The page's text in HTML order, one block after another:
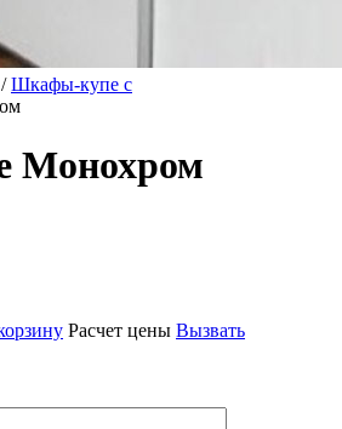
/Шкафы-купе с
Монохром
Расчет цены Вызвать